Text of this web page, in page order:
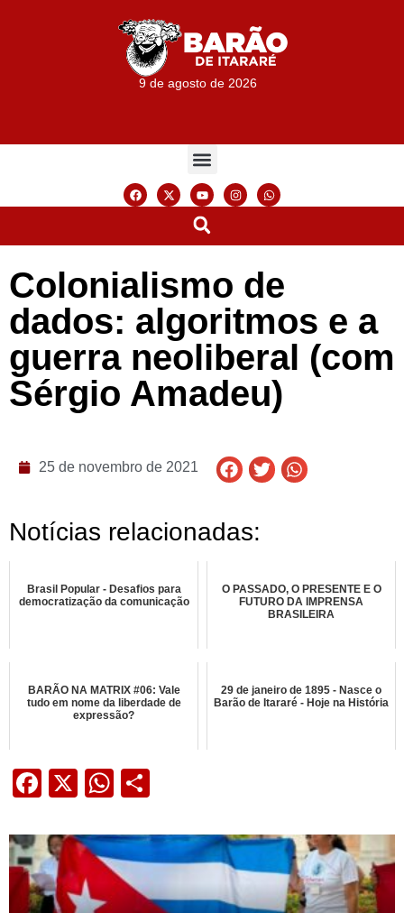
9 de agosto de 2026
Colonialismo de
dados: algoritmos e a
guerra neoliberal (com
Sérgio Amadeu)
25 de novembro de 2021
Notícias relacionadas:
Brasil Popular - Desafios para
democratização da comunicação
O PASSADO, O PRESENTE E O
FUTURO DA IMPRENSA
BRASILEIRA
BARÃO NA MATRIX #06: Vale
tudo em nome da liberdade de
expressão?
29 de janeiro de 1895 - Nasce o
Barão de Itararé - Hoje na História
Facebook
X WhatsApp